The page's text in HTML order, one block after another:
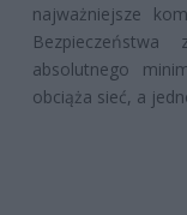
najważniejsze
absolutnego
obciąża sieć, a